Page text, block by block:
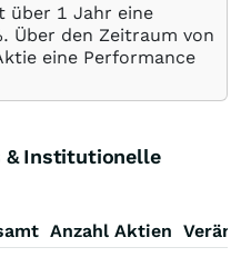
über 1 Jahr eine
. Über den Zeitraum von
eine Performance
& Institutionelle
Anzahl Aktien